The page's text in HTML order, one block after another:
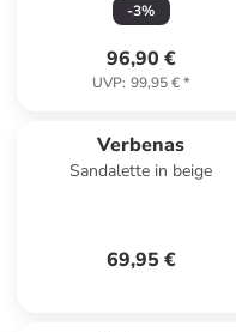
-3%
96,90 €
UVP: 99,95 €*
Verbenas
Sandalette in beige
69,95 €